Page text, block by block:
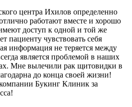
центра Ихилов определенно
работают вместе и хорошо
доступ к одной и той же
пациенту чувствовать себя
информация не теряется между
является проблемой в наших
Мне вылечили рак щитовидки в
до конца своей жизни!
Букинг Клиник за